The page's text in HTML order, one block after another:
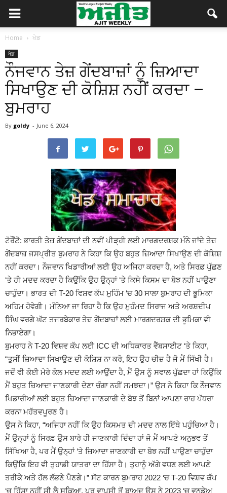
Home ਖੇਡ
ਖੇਡ
ਨੌਜਵਾਨ ਤੇਜ਼ ਗੇਂਦਬਾਜ਼ਾਂ ਨੂੰ ਜ਼ਿਆਦਾ
ਸਿਖਾਉਣ ਦੀ ਕੋਸ਼ਿਸ਼ ਨਹੀਂ ਕਰਦਾ –
ਬੁਮਰਾਹ
By goldy - June 6, 2024
ਟੋਰੌਂਟੋ: ਭਾਰਤੀ ਤੇਜ਼ ਗੇਂਦਬਾਜ਼ਾਂ ਦੀ ਨਵੀਂ ਪੀੜ੍ਹੀ ਲਈ ਮਾਰਗਦਰਸ਼ਕ ਮੰਨੇ ਜਾਂਦੇ ਤੇਜ਼
ਗੇਂਦਬਾਜ਼ ਜਸਪ੍ਰੀਤ ਬੁਮਰਾਹ ਨੇ ਕਿਹਾ ਕਿ ਉਹ ਬਹੁਤ ਜ਼ਿਆਦਾ ਸਿਖਾਉਣ ਦੀ ਕੋਸ਼ਿਸ਼
ਨਹੀਂ ਕਰਦਾ। ਨੌਜਵਾਨ ਖਿਡਾਰੀਆਂ ਲਈ ਉਹ ਅਜਿਹਾ ਕਰਦਾ ਹੈ, ਅਤੇ ਸਿਰਫ਼ ਪੁੱਛਣ
‘ਤੇ ਹੀ ਮਦਦ ਕਰਦਾ ਹੈ ਕਿਉਂਕਿ ਉਹ ਉਨ੍ਹਾਂ ‘ਤੇ ਕਿਸੇ ਕਿਸਮ ਦਾ ਬੋਝ ਨਹੀਂ ਪਾਉਣਾ
ਚਾਹੁੰਦਾ। ਭਾਰਤ ਦੀ T-20 ਵਿਸ਼ਵ ਕੱਪ ਮੁਹਿੰਮ ‘ਚ 30 ਸਾਲਾ ਬੁਮਰਾਹ ਦੀ ਭੂਮਿਕਾ
ਅਹਿਮ ਹੋਵੇਗੀ। ਮੰਨਿਆ ਜਾ ਰਿਹਾ ਹੈ ਕਿ ਉਹ ਮੁਹੰਮਦ ਸਿਰਾਜ ਅਤੇ ਅਰਸ਼ਦੀਪ
ਸਿੰਘ ਵਰਗੇ ਘੱਟ ਤਜਰਬੇਕਾਰ ਤੇਜ਼ ਗੇਂਦਬਾਜ਼ਾਂ ਲਈ ਮਾਰਗਦਰਸ਼ਕ ਦੀ ਭੂਮਿਕਾ ਵੀ
ਨਿਭਾਏਗਾ।
ਬੁਮਰਾਹ ਨੇ T-20 ਵਿਸ਼ਵ ਕੱਪ ਲਈ ICC ਦੀ ਅਧਿਕਾਰਤ ਵੈੱਬਸਾਈਟ ‘ਤੇ ਕਿਹਾ,
“ਤੁਸੀਂ ਜ਼ਿਆਦਾ ਸਿਖਾਉਣ ਦੀ ਕੋਸ਼ਿਸ਼ ਨਾ ਕਰੋ, ਇਹ ਉਹ ਚੀਜ਼ ਹੈ ਜੋ ਮੈਂ ਸਿੱਖੀ ਹੈ।
ਜਦੋਂ ਵੀ ਕੋਈ ਮੇਰੇ ਕੋਲ ਮਦਦ ਲਈ ਆਉਂਦਾ ਹੈ, ਮੈਂ ਉਸ ਨੂੰ ਸਵਾਲ ਪੁੱਛਦਾ ਹਾਂ ਕਿਉਂਕਿ
ਮੈਂ ਬਹੁਤ ਜ਼ਿਆਦਾ ਜਾਣਕਾਰੀ ਦੇਣਾ ਚੰਗਾ ਨਹੀਂ ਸਮਝਦਾ।” ਉਸ ਨੇ ਕਿਹਾ ਕਿ ਨੌਜਵਾਨ
ਖਿਡਾਰੀਆਂ ਲਈ ਬਹੁਤ ਜ਼ਿਆਦਾ ਜਾਣਕਾਰੀ ਦੇ ਬੋਝ ਤੋਂ ਬਿਨਾਂ ਆਪਣਾ ਰਾਹ ਪੱਧਰਾ
ਕਰਨਾ ਮਹੱਤਵਪੂਰਣ ਹੈ।
ਉਸ ਨੇ ਕਿਹਾ, “ਅਜਿਹਾ ਨਹੀਂ ਕਿ ਉਹ ਕਿਸਮਤ ਦੀ ਮਦਦ ਨਾਲ ਇੱਥੇ ਪਹੁੰਚਿਆ ਹੈ।
ਮੈਂ ਉਨ੍ਹਾਂ ਨੂੰ ਸਿਰਫ਼ ਉਸ ਬਾਰੇ ਹੀ ਜਾਣਕਾਰੀ ਦਿੰਦਾ ਹਾਂ ਜੋ ਮੈਂ ਆਪਣੇ ਅਨੁਭਵ ਤੋਂ
ਸਿੱਖਿਆ ਹੈ, ਪਰ ਮੈਂ ਉਨ੍ਹਾਂ ‘ਤੇ ਜ਼ਿਆਦਾ ਜਾਣਕਾਰੀ ਦਾ ਬੋਝ ਨਹੀਂ ਪਾਉਣਾ ਚਾਹੁੰਦਾ
ਕਿਉਂਕਿ ਇਹ ਵੀ ਤੁਹਾਡੀ ਯਾਤਰਾ ਦਾ ਹਿੱਸਾ ਹੈ। ਤੁਹਾਨੂੰ ਅੱਗੇ ਵਧਣ ਲਈ ਆਪਣੇ
ਤਰੀਕੇ ਅਤੇ ਹੱਲ ਲੱਭਣੇ ਪੈਣਗੇ।” ਸੱਟ ਕਾਰਨ ਬੁਮਰਾਹ 2022 ‘ਚ T-20 ਵਿਸ਼ਵ ਕੱਪ
‘ਚ ਹਿੱਸਾ ਨਹੀਂ ਸੀ ਲੈ ਸਕਿਆ, ਪਰ ਵਾਪਸੀ ਤੋਂ ਬਾਅਦ ਉਸ ਨੇ 2023 ‘ਚ ਵਨਡੇਅ